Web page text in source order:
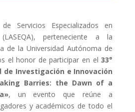
Servicios Especializados en
perteneciente a la
de la Universidad Autónoma de
el honor de participar en el33°
de Investigación e Innovación
Barries: the Dawn of a
, un evento que reúne a
y académicos de todo el